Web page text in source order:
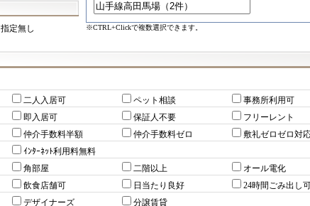
指定無し ※CTRL+Clickで複数選択できます。
二人入居可 ペット相談
事務所利用可
即入居可 保証人不要
フリーレント
仲介手数料半額 仲介手数料ゼロ
敷礼ゼロゼロ対
ｲﾝﾀｰﾈｯﾄ利用料無料
角部屋 二階以上
オール電化
飲食店舗可 日当たり良好
24時間ごみ出し
デザイナーズ 分譲賃貸